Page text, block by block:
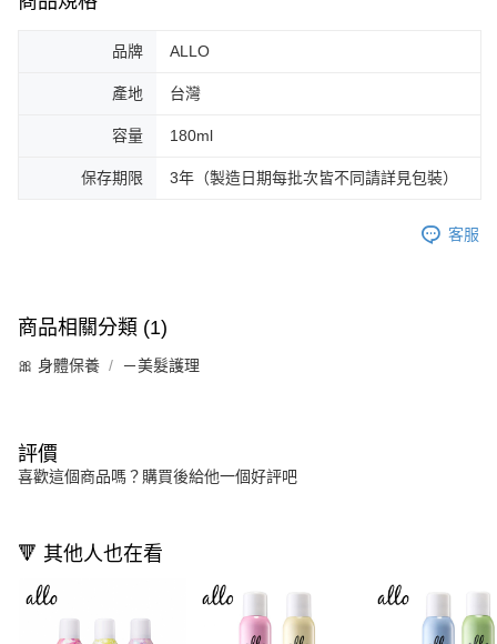
品牌 ALLO
產地 台灣
容量 180ml
保存期限 3年（製造日期每批次皆不同請詳見包裝）
客服
商品相關分類 (1)
🎀 身體保養 －美髮護理
評價
喜歡這個商品嗎？購買後給他一個好評吧
🔻 其他人也在看